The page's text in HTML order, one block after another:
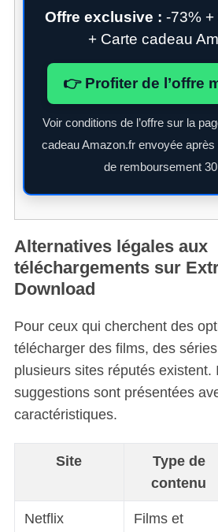
Offre exclusive : -73% +
+ Carte cadeau
👉 Profiter de l’offre
Voir conditions de l’offre sur la
cadeau Amazon.fr envoyée après
de remboursement
Alternatives légales aux
téléchargements sur
Download
Pour ceux qui cherchent des
télécharger des films, des
plusieurs sites réputés existent.
suggestions sont présentées
caractéristiques.
Site
Type de
contenu
Netflix
Films et